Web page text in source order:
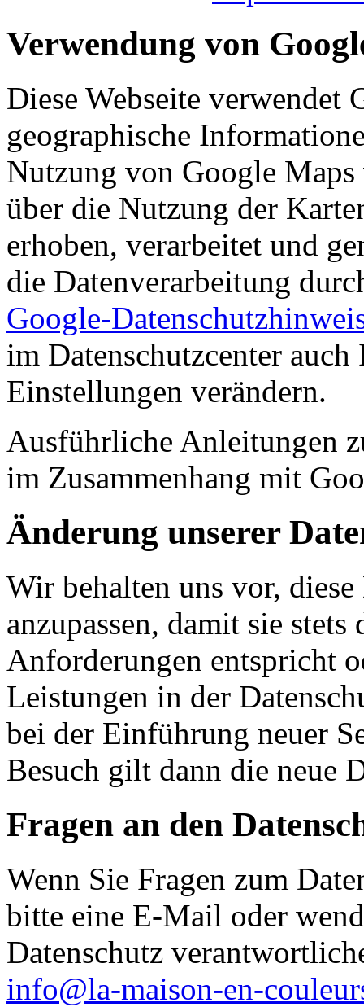
Verwendung von
Diese Webseite verwendet
geographische
Nutzung von Google
über die Nutzung der
erhoben, verarbeitet und
die Datenverarbeitung
Google-
im Datenschutzcenter
Einstellungen verändern.
Ausführliche Anleitungen
im Zusammenhang mit
Änderung unserer
Wir behalten uns vor,
anzupassen, damit sie
Anforderungen entspricht
Leistungen in der
bei der Einführung neuer
Besuch gilt dann die neue
Fragen an den
Wenn Sie Fragen zum
bitte eine E-Mail oder
Datenschutz
info@la-maison-en-